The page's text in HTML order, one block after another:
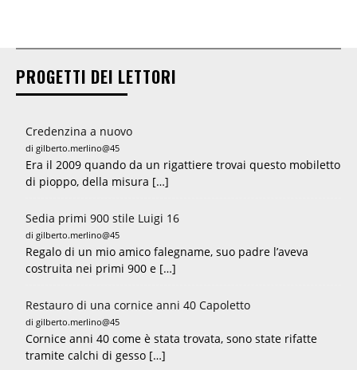
PROGETTI DEI LETTORI
Credenzina a nuovo
di gilberto.merlino@45
Era il 2009 quando da un rigattiere trovai questo mobiletto
di pioppo, della misura […]
Sedia primi 900 stile Luigi 16
di gilberto.merlino@45
Regalo di un mio amico falegname, suo padre l’aveva
costruita nei primi 900 e […]
Restauro di una cornice anni 40 Capoletto
di gilberto.merlino@45
Cornice anni 40 come è stata trovata, sono state rifatte
tramite calchi di gesso […]